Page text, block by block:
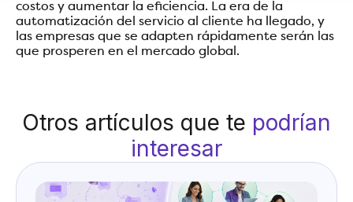
costos y aumentar la eficiencia. La era de la
automatización del servicio al cliente ha llegado, y
las empresas que se adapten rápidamente serán las
que prosperen en el mercado global.
Otros artículos que te podrían
interesar